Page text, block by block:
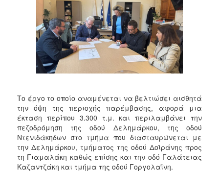
2006
ΑΝΘΕΚΤΙΚΗ
ΠΟΛΗ
Το έργο το οποίο αναμένεται να βελτιώσει αισθητά
την όψη της περιοχής παρέμβασης, αφορά μια
έκταση περίπου 3.300 τ.μ. και περιλαμβάνει την
πεζοδρόμηση της οδού Δελημάρκου, της οδού
Ντενιδάκηδων στο τμήμα που διασταυρώνεται με
την Δελημάρκου, τμήματος της οδού Δοϊράνης προς
τη Γιαμαλάκη καθώς επίσης και την οδό Γαλάτειας
Καζαντζάκη και τμήμα της οδού Γοργολαΐνη.